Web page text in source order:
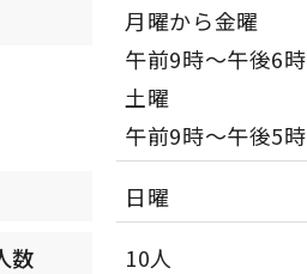
月曜から金曜
午前9時～午後6時
土曜
午前9時～午後5時
日曜
数
10人